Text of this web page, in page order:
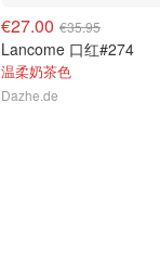
€27.00 €35.95
Lancome 口红#274
温柔奶茶色
Dazhe.de